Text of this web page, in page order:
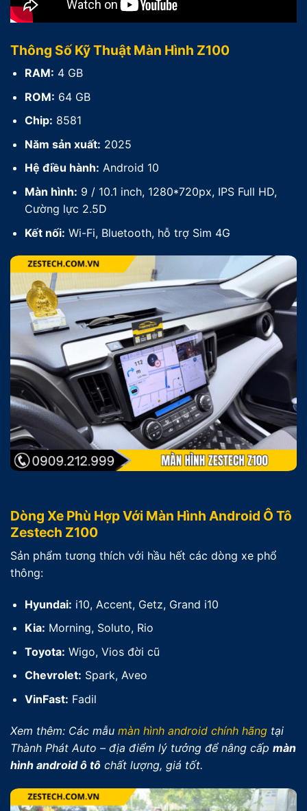
Thông Số Kỹ Thuật Màn Hình Z100
RAM: 4 GB
ROM: 64 GB
Chip: 8581
Năm sản xuất: 2025
Hệ điều hành: Android 10
Màn hình: 9 / 10.1 inch, 1280*720px, IPS Full HD,
Cường lực 2.5D
Kết nối: Wi-Fi, Bluetooth, hỗ trợ Sim 4G
Dòng Xe Phù Hợp Với Màn Hình Android Ô Tô
Zestech Z100
Sản phẩm tương thích với hầu hết các dòng xe phổ
thông:
Hyundai: i10, Accent, Getz, Grand i10
Kia: Morning, Soluto, Rio
Toyota: Wigo, Vios đời cũ
Chevrolet: Spark, Aveo
VinFast: Fadil
Xem thêm: Các mẫu màn hình android chính hãng tại
Thành Phát Auto – địa điểm lý tưởng để nâng cấp màn
hình android ô tô chất lượng, giá tốt.